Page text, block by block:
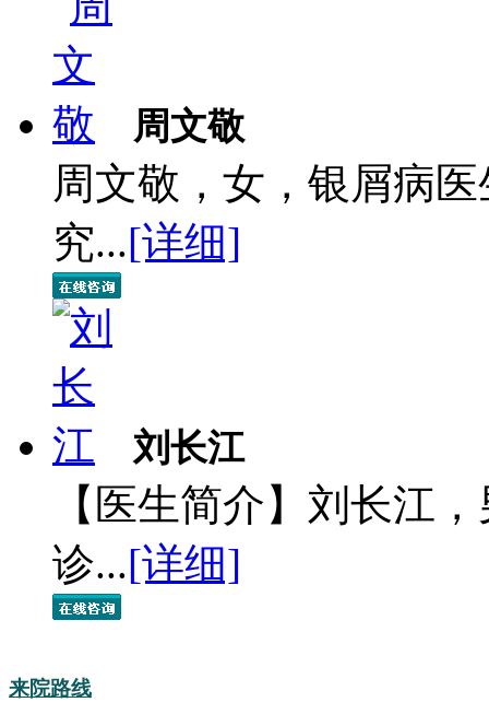
周文敬
周文敬，女，银屑病
究...[详细]
刘长江
【医生简介】刘长江
诊...[详细]
来院路线